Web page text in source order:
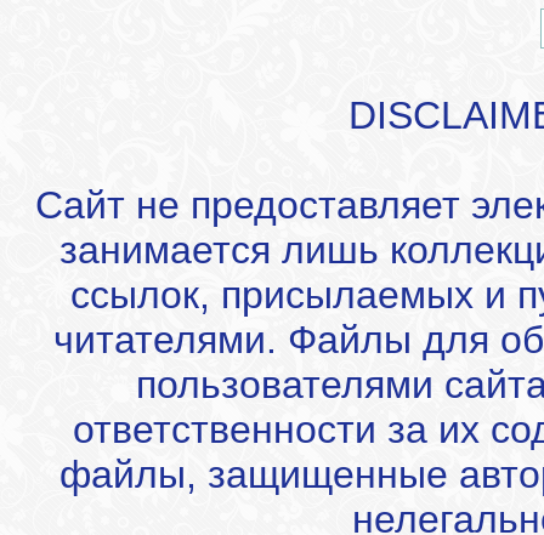
Сайт не предоставляет
занимается лишь
ссылок, присылаемых и
читателями. Файлы для
пользователями
ответственности за их
файлы, защищенные